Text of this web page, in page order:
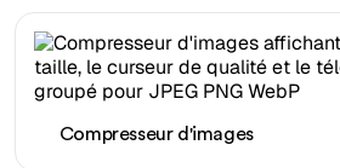
Compresseur d'images